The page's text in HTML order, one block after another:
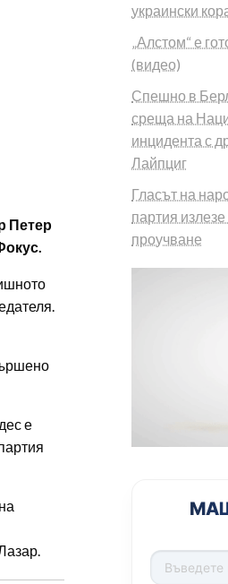
Петер
е
украински
„Алстом“ е
(видео)
Спешно в
среща на
инцидента с
Лайпциг
Гласът на
партия
проучване